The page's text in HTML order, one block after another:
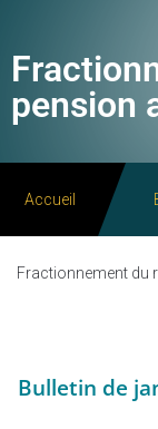
pension
Accueil
Fractionnement du
Bulletin de